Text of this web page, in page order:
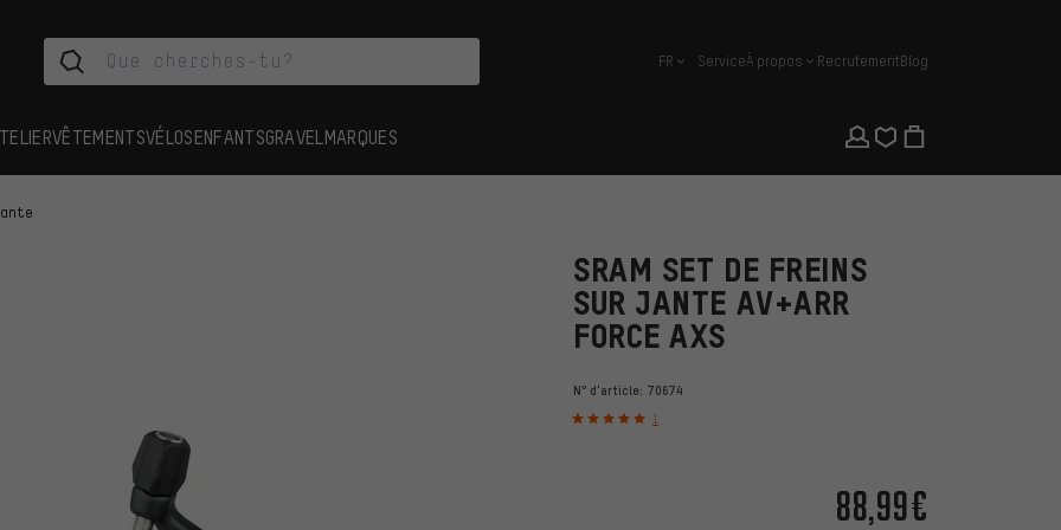
français
FR ServiceÀ propos RecrutementBlog
VÊTEMENTSVÉLOSENFANTSGRAVEL MARQUES
SRAM SET DE FREINS
SUR JANTE AV+ARR
FORCE AXS
N° d'article: 70674
1
88,99€